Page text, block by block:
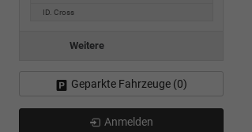
ID. Cross
Weitere
Geparkte Fahrzeuge (0)
Anmelden